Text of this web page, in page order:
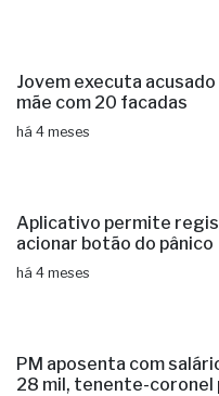
Jovem executa
mãe com 20 facadas
há 4 meses
Aplicativo permite
acionar botão do pânico
há 4 meses
PM aposenta com
28 mil, tenente-coronel